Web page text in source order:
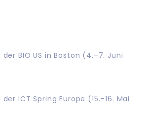
BIO US in Boston (4.–7. Juni
ICT Spring Europe (15.–16. Mai